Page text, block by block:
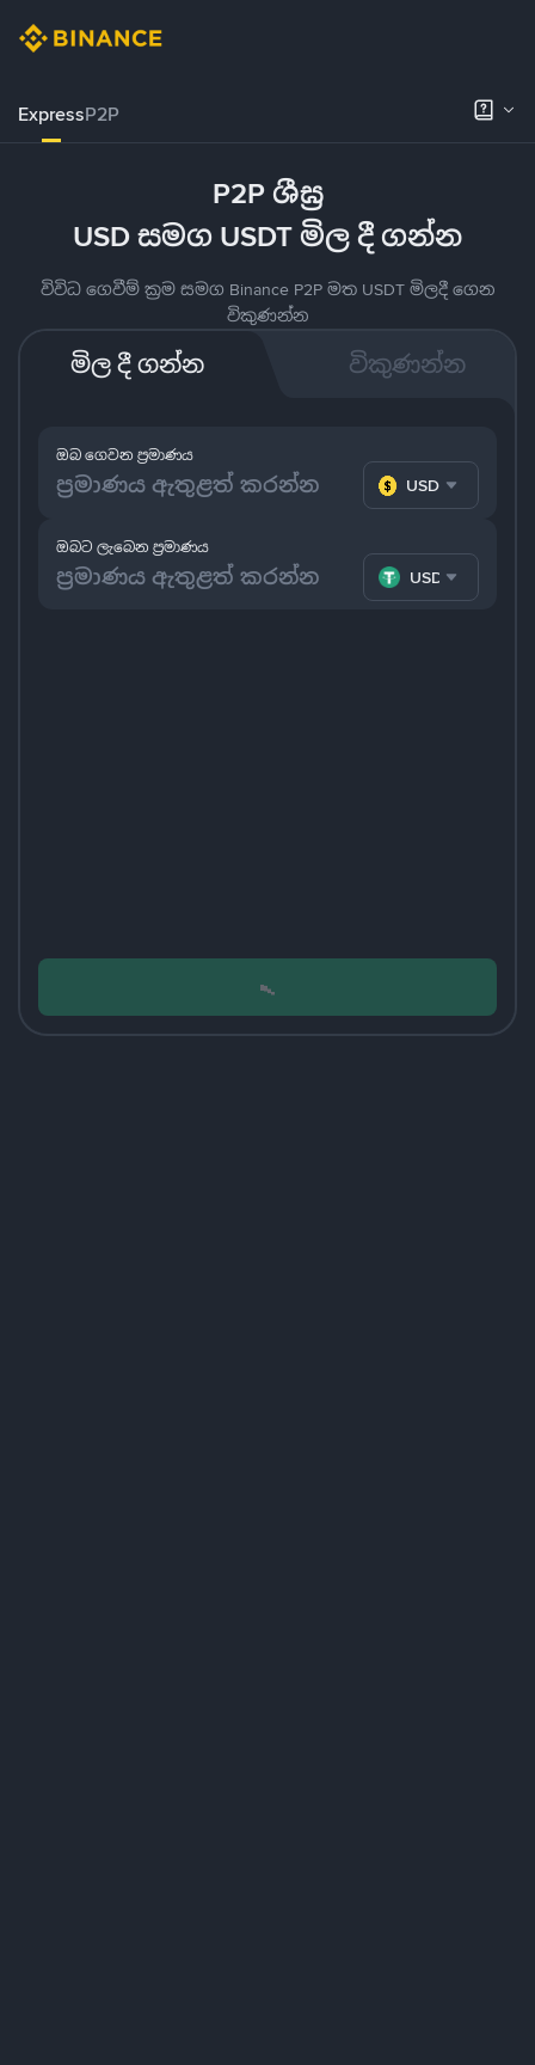
ExpressP2P
P2P ශීඝ්‍ර
USD සමග USDT මිල දී ගන්න
විවිධ ගෙවීම් ක්‍රම සමග Binance P2P මත USDT මිලදී ගෙන
විකුණන්න
මිල දී ගන්න විකුණන්න
ඔබ ගෙවන ප්‍රමාණය
USD
ඔබට ලැබෙන ප්‍රමාණය
USDT